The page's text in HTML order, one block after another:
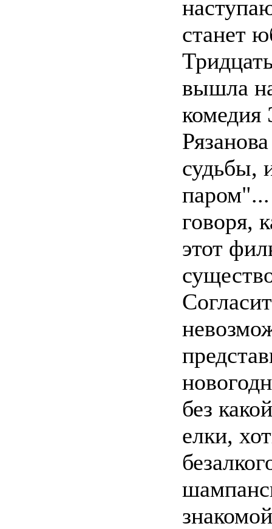
станет
вышла
комедия
судьбы,
говоря,
этот
без
елки,